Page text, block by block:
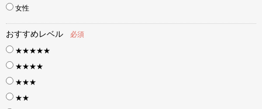
女性
おすすめレベル
必須
★★★★★
★★★★
★★★
★★